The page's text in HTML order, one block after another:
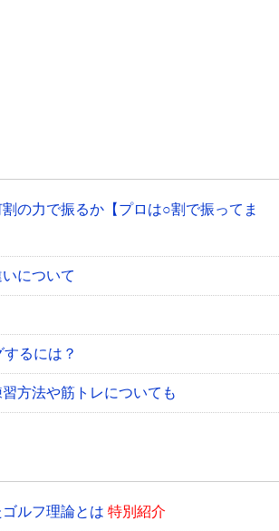
の力で振るか【プロは○割で振ってま
について
るには？
方法や筋トレについても
ルフ理論とは 特別紹介